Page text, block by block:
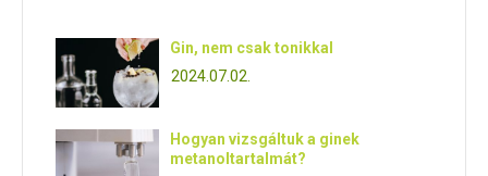
Gin, nem csak tonikkal
2024.07.02.
Hogyan vizsgáltuk a ginek
metanoltartalmát?